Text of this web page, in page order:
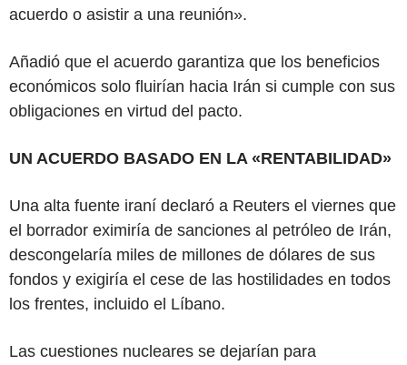
acuerdo o asistir a una reunión».
Añadió que el acuerdo garantiza que los beneficios
económicos solo fluirían hacia Irán si cumple con sus
obligaciones en virtud del pacto.
UN ACUERDO BASADO EN LA «RENTABILIDAD»
Una alta fuente iraní declaró a Reuters el viernes que
el borrador eximiría de sanciones al petróleo de Irán,
descongelaría miles de millones de dólares de sus
fondos y exigiría el cese de las hostilidades en todos
los frentes, incluido el Líbano.
Las cuestiones nucleares se dejarían para